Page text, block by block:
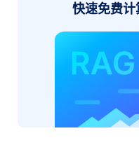
快速免费计